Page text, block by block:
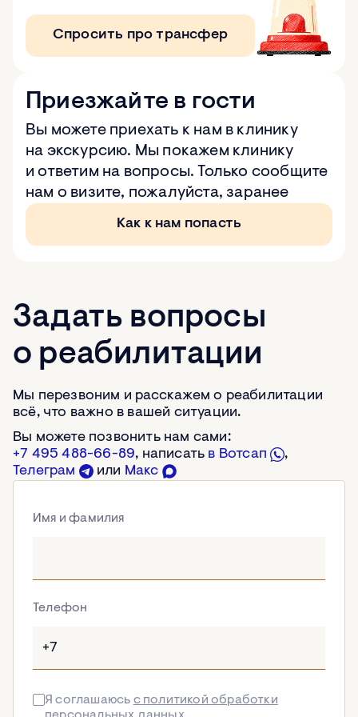
Спросить про трансфер
Приезжайте в гости
Вы можете приехать к нам в клинику
на экскурсию. Мы покажем клинику
и ответим на вопросы. Только сообщите
нам о визите, пожалуйста, заранее
Как к нам попасть
Задать вопросы
о реабилитации
Имя и фамилия
Телефон
Я соглашаюсь с политикой обработки
Мы перезвоним и расскажем о реабилитации
всё, что важно в вашей ситуации.
Вы можете позвонить нам сами:
+7 495 488-66-89, написать в Вотсап
,
Телеграм
или Макс